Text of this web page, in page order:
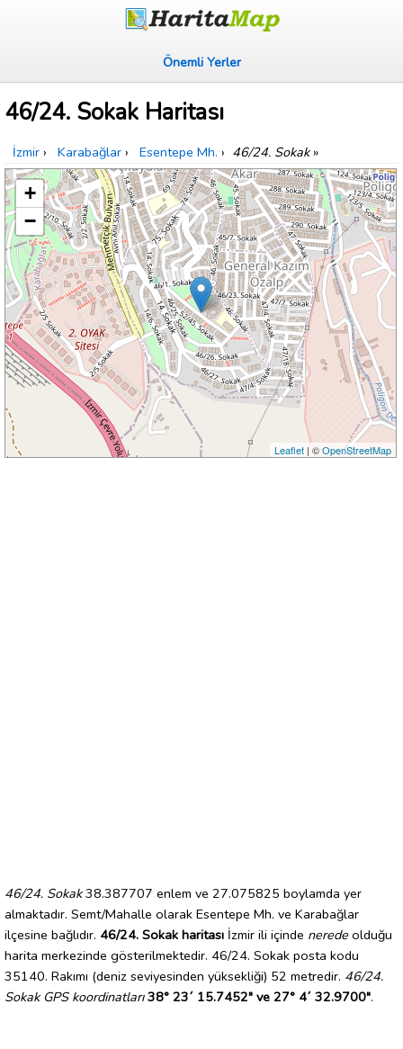
Önemli Yerler
46/24. Sokak Haritası
İzmir › Karabağlar › Esentepe Mh. › 46/24. Sokak»
+
−
Leaflet| ©OpenStreetMap
46/24. Sokak38.387707 enlem ve 27.075825 boylamda yer
almaktadır. Semt/Mahalle olarak Esentepe Mh. ve Karabağlar
ilçesine bağlıdır. 46/24. Sokak haritası İzmir ili içinde nerede olduğu
harita merkezinde gösterilmektedir. 46/24. Sokak posta kodu
35140. Rakımı (deniz seviyesinden yüksekliği) 52 metredir. 46/24.
Sokak GPS koordinatları 38° 23´ 15.7452" ve 27° 4´ 32.9700".